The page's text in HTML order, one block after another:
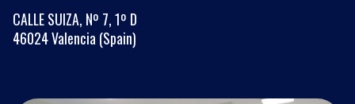
CALLE SUIZA, Nº 7, 1º D
46024 Valencia (Spain)